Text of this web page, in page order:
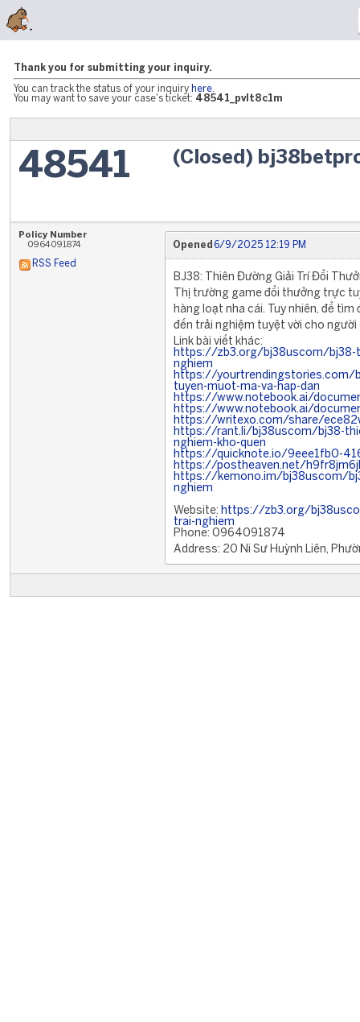
Thank you for submitting your inquiry.
You can track the status of your inquiry here
You may want to save your case's ticket: 48541_pvlt8c1m
48541 (Closed)
Policy Number
0964091874
RSS Feed
Opened 6/9/2025 12:19 PM
BJ38: Thiên Đường Giải Trí Đổi
Thị trường game đổi thưởng trực
hàng loạt nha cái. Tuy nhiên, để
đến trải nghiệm tuyệt vời cho người
Link bài viết khác:
https://zb3.org/bj38uscom/bj38-
nghiem
https://yourtrendingstories.com/
tuyen-muot-ma-va-hap-dan
https://www.notebook.ai/
https://www.notebook.ai/
https://writexo.com/share/
https://rant.li/bj38uscom/bj38-
nghiem-kho-quen
https://quicknote.io/9eee1fb0-
https://postheaven.net/
https://kemono.im/bj38uscom/
nghiem
Website: https://zb3.org/
trai-nghiem
Phone: 0964091874
Address: 20 Ni Sư Huỳnh Liên,